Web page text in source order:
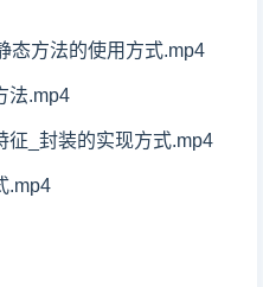
态方法的使用方式.mp4
法.mp4
征_封装的实现方式.mp4
.mp4